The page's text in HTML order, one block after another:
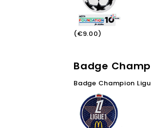
(€9.00)
Badge
Badge Champion